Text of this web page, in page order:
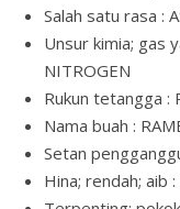
Salah satu rasa :
Unsur kimia; gas
NITROGEN
Rukun tetangga :
Nama buah :
Setan
Hina; rendah; aib